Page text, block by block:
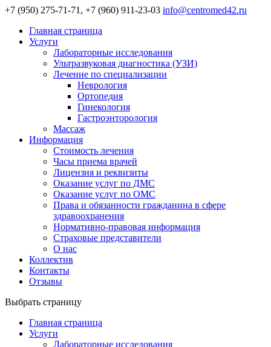
+7 (950) 275-71-71, +7 (960) 911-23-03 info@centromed42.ru
Главная страница
Услуги
Лабораторные исследования
Ультразвуковая диагностика (УЗИ)
Лечение по специализации
Неврология
Ортопедия
Гинекология
Гастроэнторология
Массаж
Информация
Стоимость лечения
Часы приема врачей
Лицензия и реквизиты
Оказание услуг по ДМС
Оказание услуг по ОМС
Права и обязанности гражданина в сфере
здравоохранения
Нормативно-правовая информация
Страховые представители
О нас
Коллектив
Контакты
Отзывы
Выбрать страницу
Главная страница
Услуги
Лабораторные исследования